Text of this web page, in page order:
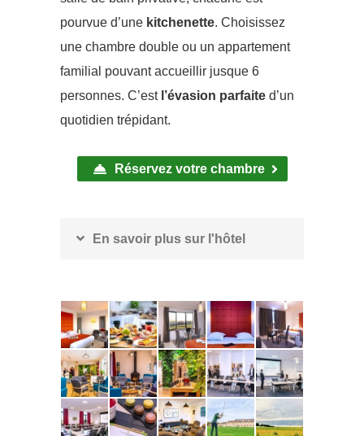
pourvue d’une kitchenette. Choisissez
une chambre double ou un appartement
familial pouvant accueillir jusque 6
personnes. C’est l’évasion parfaite d’un
quotidien trépidant.
Réservez votre chambre
En savoir plus sur l'hôtel